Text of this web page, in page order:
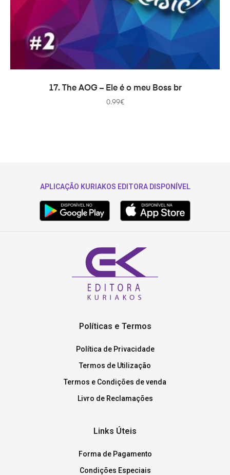
ADICIONAR
17. The AOG – Ele é o meu Boss br
0.99€
APLICAÇÃO KURIAKOS EDITORA DISPONÍVEL
Políticas e Termos
Política de Privacidade
Termos de Utilização
Termos e Condições de venda
Livro de Reclamações
Links Úteis
Forma de Pagamento
Condições Especiais